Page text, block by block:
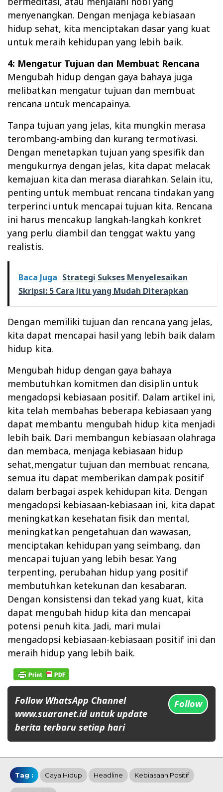
menyenangkan. Dengan menjaga kebiasaan
hidup sehat, kita menciptakan dasar yang kuat
untuk meraih kehidupan yang lebih baik.
4: Mengatur Tujuan dan Membuat Rencana
Mengubah hidup dengan gaya bahaya juga
melibatkan mengatur tujuan dan membuat
rencana untuk mencapainya.
Tanpa tujuan yang jelas, kita mungkin merasa
terombang-ambing dan kurang termotivasi.
Dengan menetapkan tujuan yang spesifik dan
mengukurnya dengan jelas, kita dapat melacak
kemajuan kita dan merasa diarahkan. Selain itu,
penting untuk membuat rencana tindakan yang
terperinci untuk mencapai tujuan kita. Rencana
ini harus mencakup langkah-langkah konkret
yang perlu diambil dan tenggat waktu yang
realistis.
Baca Juga Strategi Sukses Menyelesaikan
Skripsi: 5 Cara Jitu yang Mudah Diterapkan
Dengan memiliki tujuan dan rencana yang jelas,
kita dapat mencapai hasil yang lebih baik dalam
hidup kita.
Mengubah hidup dengan gaya bahaya
membutuhkan komitmen dan disiplin untuk
mengadopsi kebiasaan positif. Dalam artikel ini,
kita telah membahas beberapa kebiasaan yang
dapat membantu mengubah hidup kita menjadi
lebih baik. Dari membangun kebiasaan olahraga
dan membaca, menjaga kebiasaan hidup
sehat,mengatur tujuan dan membuat rencana,
semua itu dapat memberikan dampak positif
dalam berbagai aspek kehidupan kita. Dengan
mengadopsi kebiasaan-kebiasaan ini, kita dapat
meningkatkan kesehatan fisik dan mental,
meningkatkan pengetahuan dan wawasan,
menciptakan kehidupan yang seimbang, dan
mencapai tujuan yang lebih besar. Yang
terpenting, perubahan hidup yang positif
membutuhkan ketekunan dan kesabaran.
Dengan konsistensi dan tekad yang kuat, kita
dapat mengubah hidup kita dan mencapai
potensi penuh kita. Jadi, mari mulai
mengadopsi kebiasaan-kebiasaan positif ini dan
meraih hidup yang lebih baik.
Follow WhatsApp Channel
www.suaranet.id untuk update
berita terbaru setiap hari
Follow
Tag : Gaya Hidup Headline Kebiasaan Positif